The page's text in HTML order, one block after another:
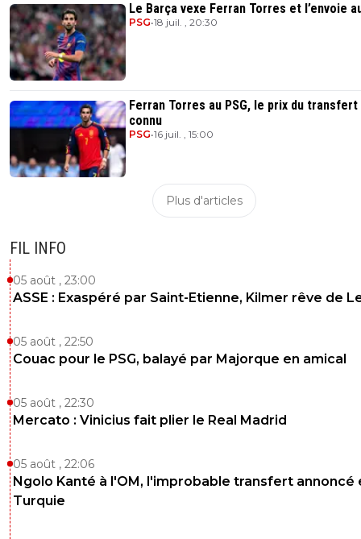
Le Barça vexe Ferran Torres et l’envoie
PSG•18 juil. , 20:30
Ferran Torres au PSG, le prix du
connu
PSG•16 juil. , 15:00
Plus d'articles
FIL INFO
05 août , 23:00
ASSE : Exaspéré par Saint-Etienne, Kilmer rêve de
05 août , 22:50
Couac pour le PSG, balayé par Majorque en amical
05 août , 22:30
Mercato : Vinicius fait plier le Real Madrid
05 août , 22:06
Ngolo Kanté à l'OM, l'improbable transfert annoncé
Turquie